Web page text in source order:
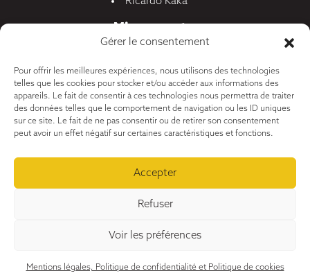
Gérer le consentement
Pour offrir les meilleures expériences, nous utilisons des technologies
telles que les cookies pour stocker et/ou accéder aux informations des
appareils. Le fait de consentir à ces technologies nous permettra de traiter
des données telles que le comportement de navigation ou les ID uniques
sur ce site. Le fait de ne pas consentir ou de retirer son consentement
peut avoir un effet négatif sur certaines caractéristiques et fonctions.
Accepter
Refuser
Voir les préférences
Mentions légales, Politique de confidentialité et Politique de cookies
Mise au vert
Qui sommes-nous
Contact
© 2026 Plus Que Sportifs
Mentions légales, politique de confidentialité et cookies